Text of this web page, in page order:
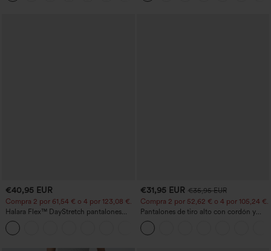
€40,95 EUR
Compra 2 por 61,54 € o 4 por 123,08 €.
Halara Flex™ DayStretch pantalones
acampanados de trabajo de tiro medio
con bolsillo lateral con cremallera
€31,95 EUR €35,95 EUR
Compra 2 por 52,62 € o 4 por 105,24 €.
Pantalones de tiro alto con cordón y
bolsillos, pernera ancha, holgados y de
estilo casual con tacto de lino.